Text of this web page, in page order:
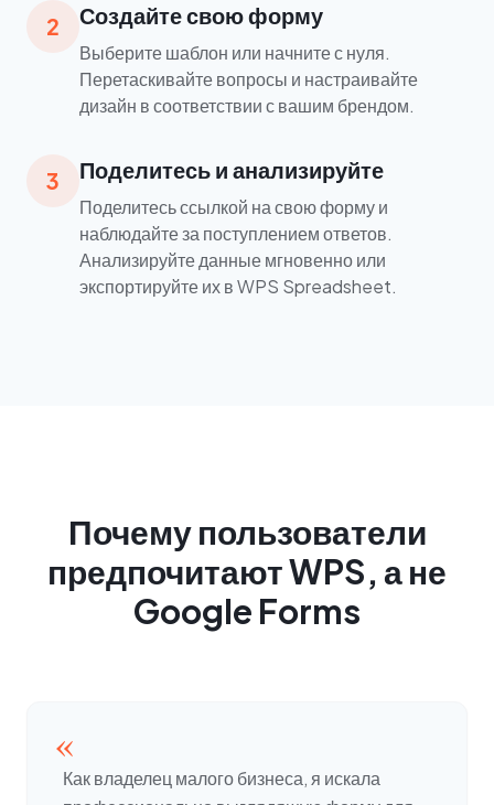
2 Создайте свою форму
Выберите шаблон или начните с нуля.
Перетаскивайте вопросы и настраивайте
дизайн в соответствии с вашим брендом.
3 Поделитесь и анализируйте
Поделитесь ссылкой на свою форму и
наблюдайте за поступлением ответов.
Анализируйте данные мгновенно или
экспортируйте их в WPS Spreadsheet.
Почему пользователи
предпочитают WPS, а не
Google Forms
«
Как владелец малого бизнеса, я искала